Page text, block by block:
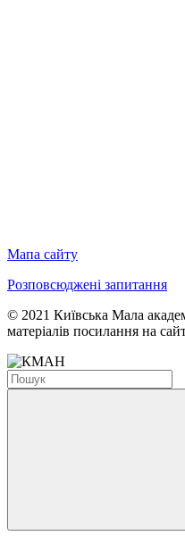
Мапа сайту
Розповсюджені запитання
© 2021 Київська Мала
матеріалів посилання на